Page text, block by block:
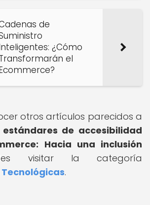
de
¿Cómo
el
otros artículos parecidos a
de accesibilidad
Hacia una inclusión
visitar la categoría
.